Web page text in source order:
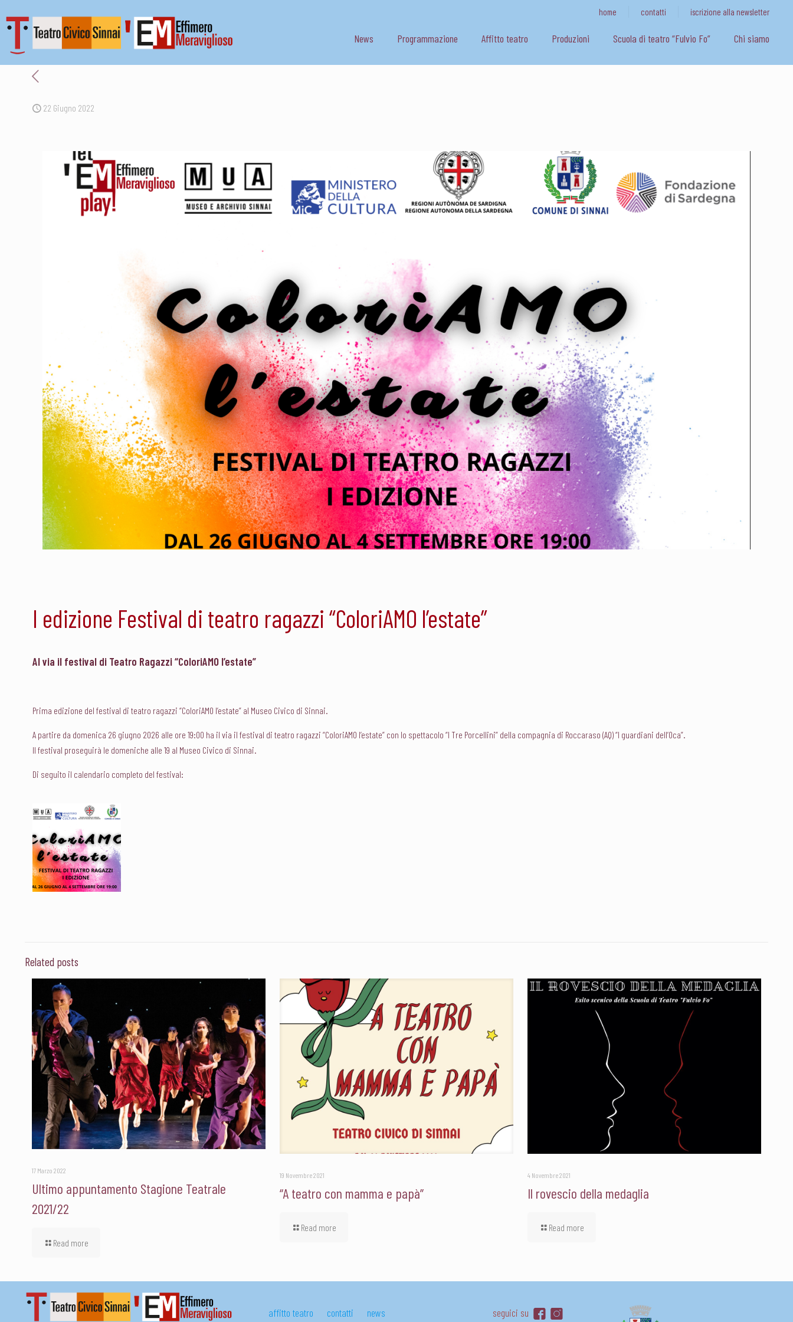
home contatti iscrizione alla newsletter
News Programmazione Affitto teatro Produzioni Scuola di teatro “Fulvio Fo” Chi siamo
22 Giugno 2022
I edizione Festival di teatro ragazzi “ColoriAMO l’estate”
Al via il festival di Teatro Ragazzi “ColoriAMO l’estate”
Prima edizione del festival di teatro ragazzi “ColoriAMO l’estate” al Museo Civico di Sinnai.
A partire da domenica 26 giugno 2026 alle ore 19:00 ha il via il festival di teatro ragazzi “ColoriAMO l’estate” con lo spettacolo “I Tre Porcellini” della compagnia di Roccaraso (AQ) “I guardiani dell’Oca”.
Il festival proseguirà le domeniche alle 19 al Museo Civico di Sinnai.
Di seguito il calendario completo del festival:
Related posts
17 Marzo 2022
Ultimo appuntamento Stagione Teatrale
2021/22
Read more
19 Novembre 2021
“A teatro con mamma e papà”
Read more
4 Novembre 2021
Il rovescio della medaglia
Read more
affitto teatro contatti news seguici su